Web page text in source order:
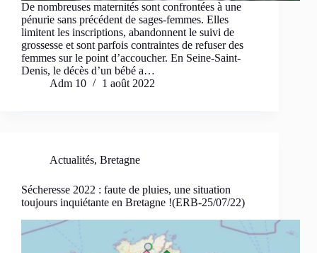
De nombreuses maternités sont confrontées à une
pénurie sans précédent de sages-femmes. Elles
limitent les inscriptions, abandonnent le suivi de
grossesse et sont parfois contraintes de refuser des
femmes sur le point d’accoucher. En Seine-Saint-
Denis, le décès d’un bébé a…
Adm 10
1 août 2022
Actualités, Bretagne
Sécheresse 2022 : faute de pluies, une situation
toujours inquiétante en Bretagne !(ERB-25/07/22)